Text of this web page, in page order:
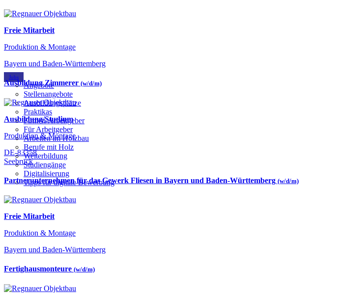
Jobs
Angebote
Stellenangebote
Ausbildungsplätze
Praktikas
Firmen/Arbeitgeber
Für Arbeitgeber
Arbeiten im Holzbau
Berufe mit Holz
Weiterbildung
Studiengänge
Digitalisierung
Tipps für digitale Bewerbung
Freie Mitarbeit
Produktion & Montage
Bayern und Baden-Württemberg
Ausbildung Zimmerer (w/d/m)
Ausbildung/Studium
Produktion & Montage
DE-83358
Seebruck
Partnerunternehmen für das Gewerk Fliesen in Bayern und Baden-Württemberg (w/d/m)
Freie Mitarbeit
Produktion & Montage
Bayern und Baden-Württemberg
Fertighausmonteure (w/d/m)